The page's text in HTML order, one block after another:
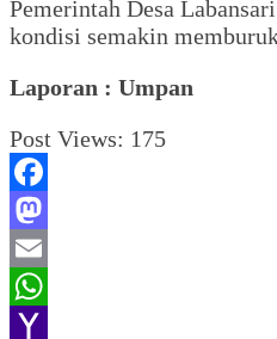
Pemerintah Desa
kondisi semakin
Laporan : Umpan
Post Views: 175
Facebook
Mastodon
Email
WhatsApp